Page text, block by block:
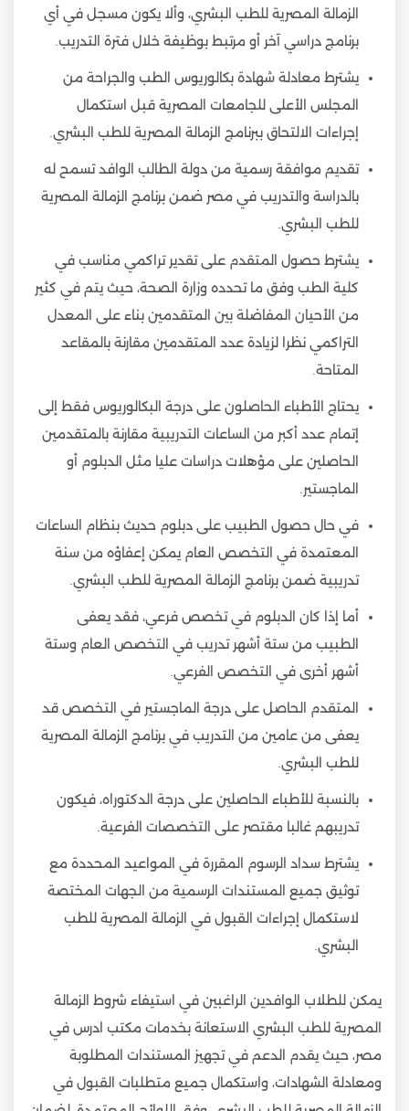
الزمالة المصرية للطب البشري، وألا يكون مسجل في أي
برنامج دراسي آخر أو مرتبط بوظيفة خلال فترة التدريب.
يشترط معادلة شهادة بكالوريوس الطب والجراحة من
المجلس الأعلى للجامعات المصرية قبل استكمال
إجراءات الالتحاق ببرنامج الزمالة المصرية للطب البشري.
تقديم موافقة رسمية من دولة الطالب الوافد تسمح له
بالدراسة والتدريب في مصر ضمن برنامج الزمالة المصرية
للطب البشري.
يشترط حصول المتقدم على تقدير تراكمي مناسب في
كلية الطب وفق ما تحدده وزارة الصحة، حيث يتم في كثير
من الأحيان المفاضلة بين المتقدمين بناء على المعدل
التراكمي نظرا لزيادة عدد المتقدمين مقارنة بالمقاعد
المتاحة.
يحتاج الأطباء الحاصلون على درجة البكالوريوس فقط إلى
إتمام عدد أكبر من الساعات التدريبية مقارنة بالمتقدمين
الحاصلين على مؤهلات دراسات عليا مثل الدبلوم أو
الماجستير.
في حال حصول الطبيب على دبلوم حديث بنظام الساعات
المعتمدة في التخصص العام يمكن إعفاؤه من سنة
تدريبية ضمن برنامج الزمالة المصرية للطب البشري.
أما إذا كان الدبلوم في تخصص فرعي، فقد يعفى
الطبيب من ستة أشهر تدريب في التخصص العام وستة
أشهر أخرى في التخصص الفرعي.
المتقدم الحاصل على درجة الماجستير في التخصص قد
يعفى من عامين من التدريب في برنامج الزمالة المصرية
للطب البشري.
بالنسبة للأطباء الحاصلين على درجة الدكتوراه، فيكون
تدريبهم غالبا مقتصر على التخصصات الفرعية.
يشترط سداد الرسوم المقررة في المواعيد المحددة مع
توثيق جميع المستندات الرسمية من الجهات المختصة
لاستكمال إجراءات القبول في الزمالة المصرية للطب
البشري.
يمكن للطلاب الوافدين الراغبين في استيفاء شروط الزمالة
المصرية للطب البشري الاستعانة بخدمات مكتب ادرس في
مصر، حيث يقدم الدعم في تجهيز المستندات المطلوبة
ومعادلة الشهادات، واستكمال جميع متطلبات القبول في